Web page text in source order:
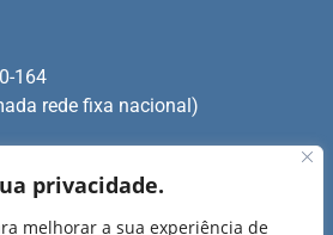
privacidade.
melhorar a sua experiência de
164
rede fixa nacional)